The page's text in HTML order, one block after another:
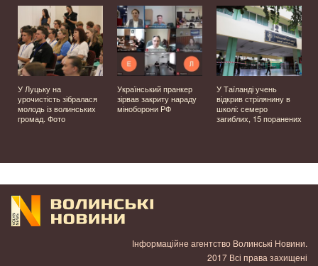
У Луцьку на
урочистість зібралася
молодь із волинських
громад. Фото
Український пранкер
зірвав закриту нараду
міноборони РФ
У Таїланді учень
відкрив стрілянину в
школі: семеро
загиблих, 15 поранених
Інформаційне агентство Волинські Новини.
2017 Всі права захищені